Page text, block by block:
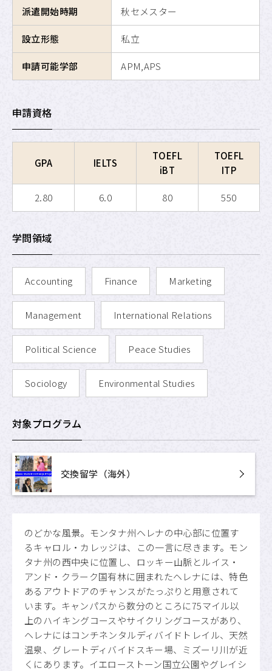
派遣開始時期 秋セメスター
設立形態 私立
申請可能学部 APM,APS
申請資格
GPA IELTS
TOEFL
iBT
TOEFL
ITP
2.80 6.0 80 550
学問領域
Accounting Finance Marketing
Management International Relations
Political Science Peace Studies
Sociology Environmental Studies
対象プログラム
交換留学（海外）
のどかな風景。モンタナ州ヘレナの中心部に位置す
るキャロル・カレッジは、この一言に尽きます。モン
タナ州の西中央に位置し、ロッキー山脈とルイス・
アンド・クラーク国有林に囲まれたヘレナには、特色
あるアウトドアのチャンスがたっぷりと用意されて
います。キャンパスから数分のところに75マイル以
上のハイキングコースやサイクリングコースがあり、
ヘレナにはコンチネンタルディバイドトレイル、天然
温泉、グレートディバイドスキー場、ミズーリ川が近
くにあります。イエローストーン国立公園やグレイシ
サイトポリシー
APU SALC
APU サービスラーニング・ プログラム
APU 学生留学アドバイザー